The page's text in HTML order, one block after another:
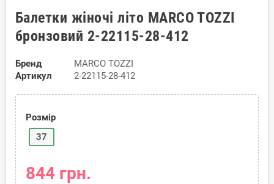
Балетки жіночі літо MARCO TOZZI
бронзовий 2-22115-28-412
Бренд
MARCO TOZZI
Артикул
2-22115-28-412
Розмір
37
844 грн.